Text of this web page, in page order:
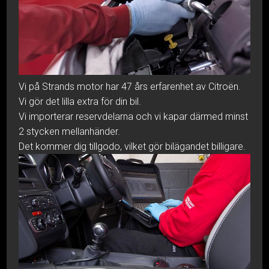
Vi på Strands motor har 47 års erfarenhet av Citroën.
Vi gör det lilla extra för din bil.
Vi importerar reservdelarna och vi kapar därmed minst
2 stycken mellanhänder.
Det kommer dig tillgodo, vilket gör bilägandet billigare.